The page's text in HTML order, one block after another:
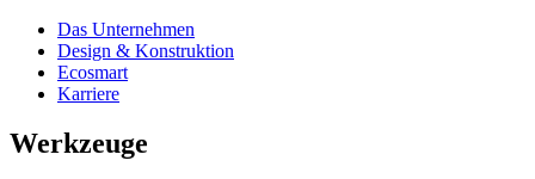
Das Unternehmen
Design & Konstruktion
Ecosmart
Karriere
Werkzeuge